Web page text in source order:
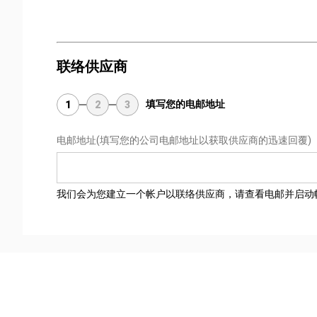
联络供应商
1 2 3 填写您的电邮地址
电邮地址(填写您的公司电邮地址以获取供应商的迅速回覆)
我们会为您建立一个帐户以联络供应商，请查看电邮并启动